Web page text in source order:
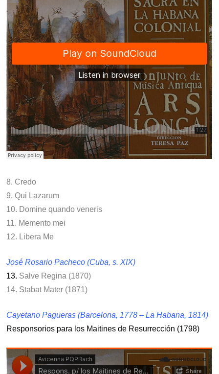
8. Credo
9. Qui Lazarum
10. Domine quando veneris
11. Memento mei
12. Libera Me
José Rosario Pacheco (Cuba, s. XIX)
13. Salve Regina (1870)
14. Stabat Mater (1871)
Cayetano Pagueras (Barcelona, 1778 – La Habana, 1814)
Responsorios para los Maitines de Resurrección (1798)